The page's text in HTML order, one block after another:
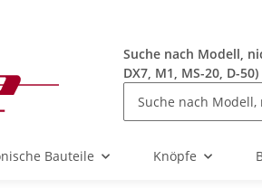
Suche nach Modell,
DX7, M1, MS-20, D-50)
Bauteile Knöpfe